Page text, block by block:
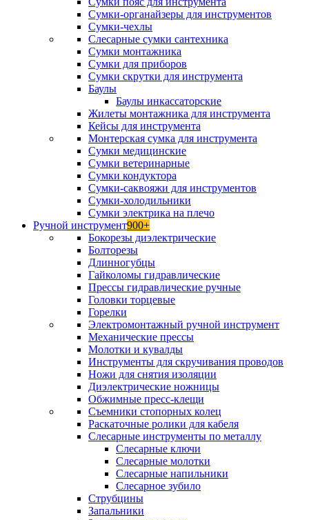
Сумки-органайзеры для инструментов
Сумки-чехлы
Слесарные сумки сантехника
Сумки монтажника
Сумки для приборов
Сумки скрутки для инструмента
Баулы
Баулы инкассаторские
Жилеты монтажника для инструмента
Кейсы для инструмента
Монтерская сумка для инструмента
Сумки медицинские
Сумки ветеринарные
Сумки кондуктора
Сумки-саквояжи для инструментов
Сумки-холодильники
Сумки электрика на плечо
Ручной инструмент900+
Бокорезы диэлектрические
Болторезы
Длинногубцы
Гайколомы гидравлические
Прессы гидравлические ручные
Головки торцевые
Горелки
Электромонтажный ручной инструмент
Механические прессы
Молотки и кувалды
Инструменты для скручивания проводов
Ножи для снятия изоляции
Диэлектрические ножницы
Обжимные пресс-клещи
Съемники стопорных колец
Раскаточные ролики для кабеля
Слесарные инструменты по металлу
Слесарные ключи
Слесарные молотки
Слесарные напильники
Слесарное зубило
Струбцины
Запальники